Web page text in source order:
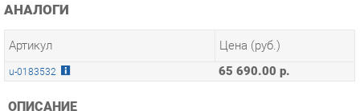
Артикул
u-0183532 65 690.00 р.
ОПИСАНИЕ
цвет Дуб Крафт белый и МДФ профиль в финиш-пленке цвет